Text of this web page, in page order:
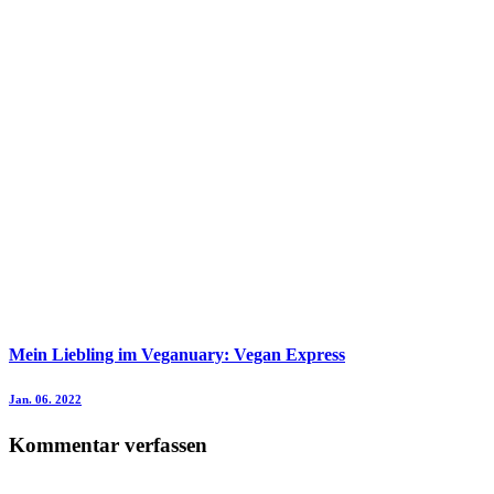
Mein Liebling im Veganuary: Vegan Express
Jan. 06. 2022
Kommentar verfassen